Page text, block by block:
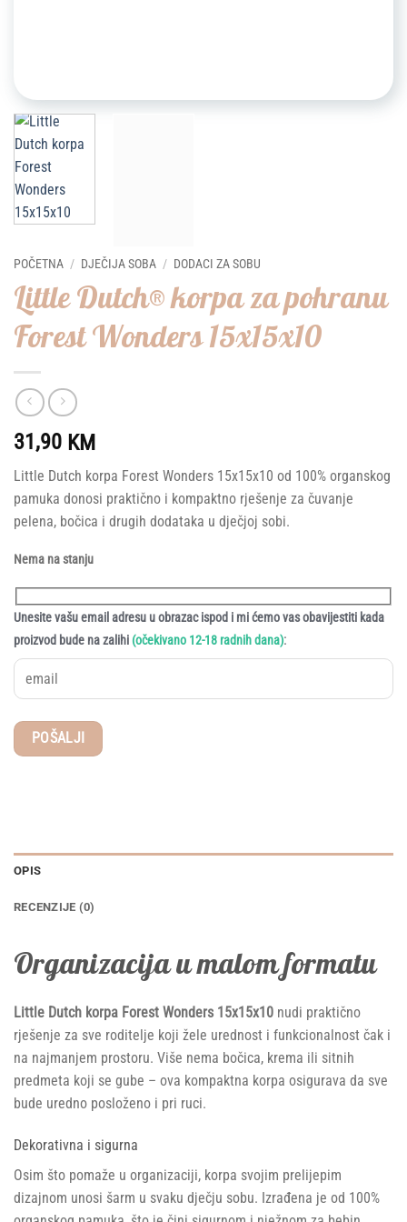
POČETNA / DJEČIJA SOBA / DODACI ZA SOBU
Little Dutch® korpa za pohranu
Forest Wonders 15x15x10
31,90 KM
Little Dutch korpa Forest Wonders 15x15x10 od 100% organskog
pamuka donosi praktično i kompaktno rješenje za čuvanje
pelena, bočica i drugih dodataka u dječjoj sobi.
Nema na stanju
Unesite vašu email adresu u obrazac ispod i mi ćemo vas obavijestiti kada
proizvod bude na zalihi (očekivano 12-18 radnih dana):
OPIS
RECENZIJE (0)
Organizacija u malom formatu
Little Dutch korpa Forest Wonders 15x15x10 nudi praktično
rješenje za sve roditelje koji žele urednost i funkcionalnost čak i
na najmanjem prostoru. Više nema bočica, krema ili sitnih
predmeta koji se gube – ova kompaktna korpa osigurava da sve
bude uredno posloženo i pri ruci.
Dekorativna i sigurna
Osim što pomaže u organizaciji, korpa svojim prelijepim
dizajnom unosi šarm u svaku dječju sobu. Izrađena je od 100%